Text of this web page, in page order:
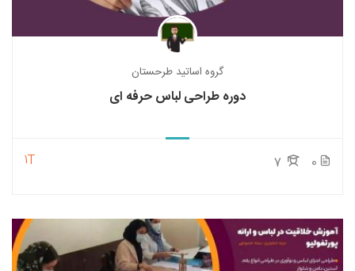
گروه اساتید طرحستان
دوره طراحی لباس حرفه ای
0
1T